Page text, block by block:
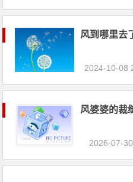
风到哪里去
2024-10-08
风婆婆的裁
2026-07-